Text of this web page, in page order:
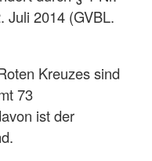
Juli 2014 (GVBL.
Kreuzes sind
73
ist der